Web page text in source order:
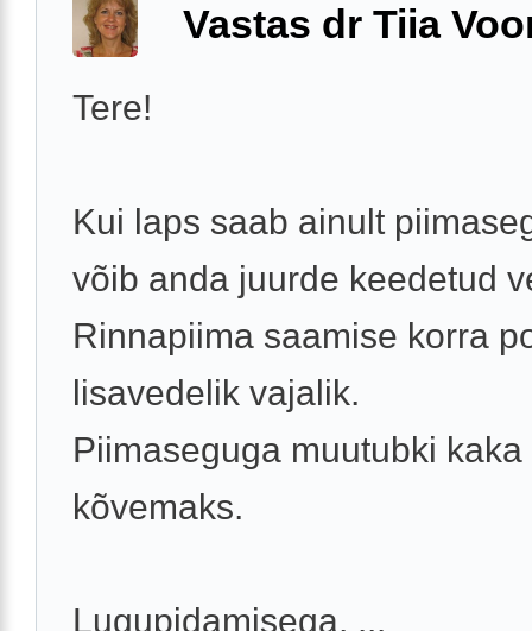
Vastas dr Tiia
Tere!
Kui laps saab ainult
võib anda juurde keedetud
Rinnapiima saamise korra
lisavedelik vajalik.
Piimaseguga muutubki kaka
kõvemaks.
Lugupidamisega, ...